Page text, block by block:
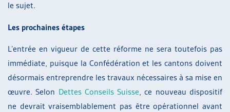
le sujet.
Les prochaines étapes
L’entrée en vigueur de cette réforme ne sera toutefois pas
immédiate, puisque la Confédération et les cantons doivent
désormais entreprendre les travaux nécessaires à sa mise en
œuvre. Selon Dettes Conseils Suisse, ce nouveau dispositif
ne devrait vraisemblablement pas être opérationnel avant